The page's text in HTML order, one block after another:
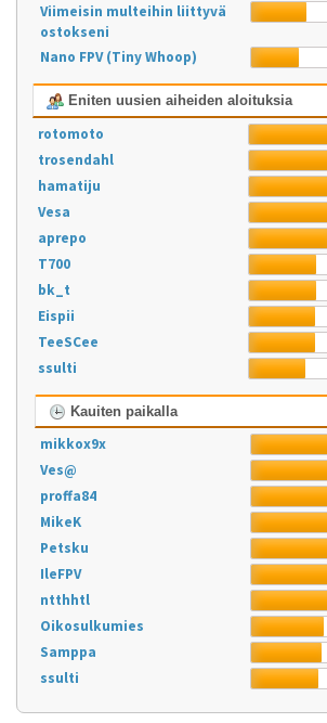
Viimeisin multeihin liittyvä
ostokseni
Nano FPV (Tiny Whoop)
Eniten uusien aiheiden aloituksia
rotomoto
trosendahl
hamatiju
Vesa
aprepo
T700
bk_t
Eispii
TeeSCee
ssulti
Kauiten paikalla
mikkox9x
Ves@
proffa84
MikeK
Petsku
IleFPV
ntthhtl
Oikosulkumies
Samppa
ssulti